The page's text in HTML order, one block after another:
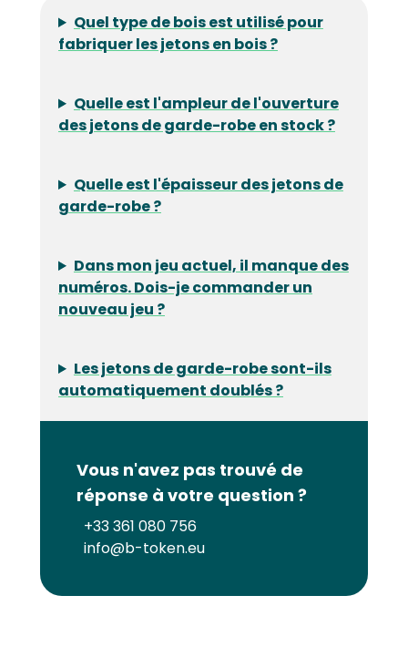
Quel type de bois est utilisé pour
fabriquer les jetons en bois ?
Quelle est l'ampleur de l'ouverture
des jetons de garde-robe en stock ?
Quelle est l'épaisseur des jetons de
garde-robe ?
Dans mon jeu actuel, il manque des
numéros. Dois-je commander un
nouveau jeu ?
Les jetons de garde-robe sont-ils
automatiquement doublés ?
Vous n'avez pas trouvé de
réponse à votre question ?
+33 361 080 756
info@b-token.eu